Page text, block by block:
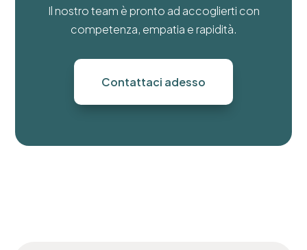
Il nostro team è pronto ad accoglierti con
competenza, empatia e rapidità.
Contattaci adesso